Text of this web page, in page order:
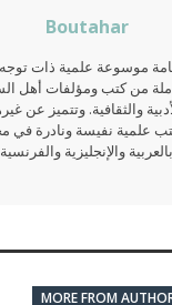
Boutahar
موسوعة علمية ذات
من كتب ومؤلفات أهل
والثقافية. وتتميز عن
علمية نفيسة ونادرة في
بالعربية والإنجليزية والفرنسية
MORE FROM